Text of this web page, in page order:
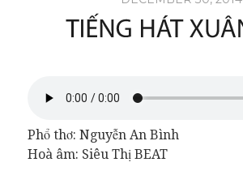
Phổ thơ: Nguyễn An Bình
Hoà âm: Siêu Thị BEAT